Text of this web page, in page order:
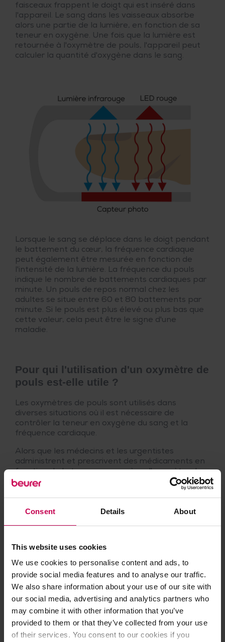
Consent Details About
This website uses cookies
We use cookies to personalise content and ads, to
provide social media features and to analyse our traffic.
We also share information about your use of our site with
our social media, advertising and analytics partners who
may combine it with other information that you’ve
provided to them or that they’ve collected from your use
of their services. You consent to our cookies if you
faisceaux frappent le doigt qui est inséré dans
l'appareil. Le sang dans les vaisseaux absorbe
alors une partie de la lumière, en fonction de sa
teneur en oxygène. Une fois que la lumière est
retournée à l'oxymètre de pouls, l'appareil peut
calculer la quantité d'oxygène dans le sang.
Lorsque le sang se déplace dans le doigt pendant
le battement du cœur, la fréquence cardiaque
peut également être mesurée en fonction de
l'intensité de la lumière. La fréquence du pouls
indique le nombre de battements cardiaques par
minute. Un pouls de repos normal chez les
adultes se situe entre 60 et 80 battements par
minute. Si le pouls est plus élevé ou plus bas que
cette valeur, cela peut être le signe d'une
maladie.
Pour qui l'utilisation d'un oxymètre de
pouls est-elle utile ?
Les oxymètres de pouls sont utilisés dans
diverses situations où il est nécessaire de
contrôler la teneur en oxygène du sang et la
fréquence cardiaque.
Alors que les médecins et les urgentistes
administrent et prescrivent des médicaments en
fonction de la teneur en oxygène, l'oxymètre de
pouls est utilisé à domicile pour les soins et la
De nombreuses personnes souffrent de maladies
(BPCO), les fibroses pulmonaires, l'emphysème
pulmonaire (dilatation des alvéoles pulmonaires)
et les œdèmes pulmonaires. Toutes ces maladies
nécessitent un suivi médical. Dans ce groupe de
patients, la mesure de la saturation en oxygène
dans le sang joue un rôle important, car elle peut
donner des indications sur une altération de
l'approvisionnement en oxygène du corps.